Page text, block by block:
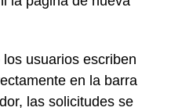
usuarios escriben
en la barra
las solicitudes se